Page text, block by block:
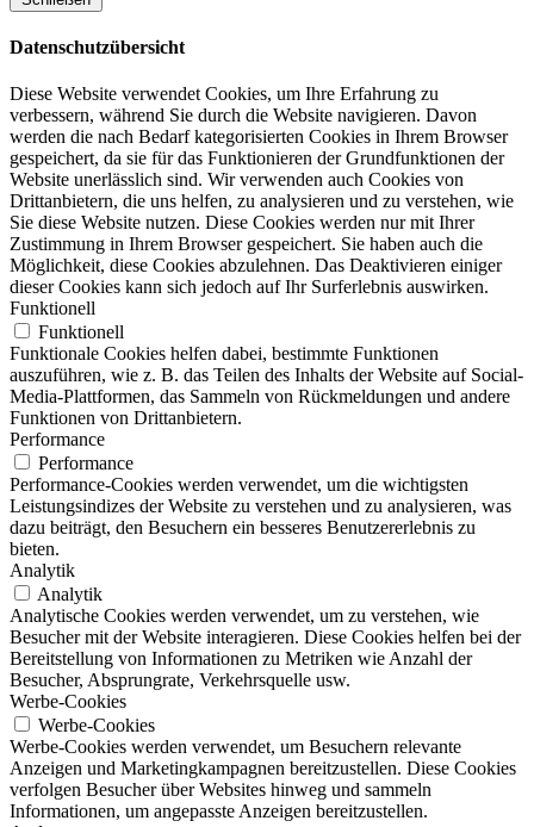
Datenschutzübersicht
Diese Website verwendet Cookies, um Ihre Erfahrung zu
verbessern, während Sie durch die Website navigieren. Davon
werden die nach Bedarf kategorisierten Cookies in Ihrem Browser
gespeichert, da sie für das Funktionieren der Grundfunktionen der
Website unerlässlich sind. Wir verwenden auch Cookies von
Drittanbietern, die uns helfen, zu analysieren und zu verstehen, wie
Sie diese Website nutzen. Diese Cookies werden nur mit Ihrer
Zustimmung in Ihrem Browser gespeichert. Sie haben auch die
Möglichkeit, diese Cookies abzulehnen. Das Deaktivieren einiger
dieser Cookies kann sich jedoch auf Ihr Surferlebnis auswirken.
Funktionell
Funktionell
Funktionale Cookies helfen dabei, bestimmte Funktionen
auszuführen, wie z. B. das Teilen des Inhalts der Website auf Social-
Media-Plattformen, das Sammeln von Rückmeldungen und andere
Funktionen von Drittanbietern.
Performance
Performance
Performance-Cookies werden verwendet, um die wichtigsten
Leistungsindizes der Website zu verstehen und zu analysieren, was
dazu beiträgt, den Besuchern ein besseres Benutzererlebnis zu
bieten.
Analytik
Analytik
Analytische Cookies werden verwendet, um zu verstehen, wie
Besucher mit der Website interagieren. Diese Cookies helfen bei der
Bereitstellung von Informationen zu Metriken wie Anzahl der
Besucher, Absprungrate, Verkehrsquelle usw.
Werbe-Cookies
Werbe-Cookies
Werbe-Cookies werden verwendet, um Besuchern relevante
Anzeigen und Marketingkampagnen bereitzustellen. Diese Cookies
verfolgen Besucher über Websites hinweg und sammeln
Informationen, um angepasste Anzeigen bereitzustellen.